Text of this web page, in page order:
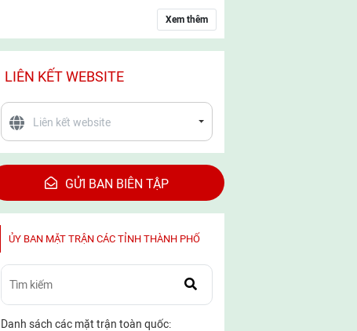
Xem thêm
LIÊN KẾT WEBSITE
GỬI BAN BIÊN TẬP
ỦY BAN MẶT TRẬN CÁC TỈNH THÀNH PHỐ
Danh sách các mặt trận toàn quốc: